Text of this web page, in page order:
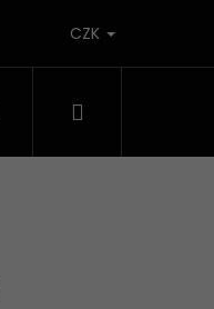
CZK
Přihlášení